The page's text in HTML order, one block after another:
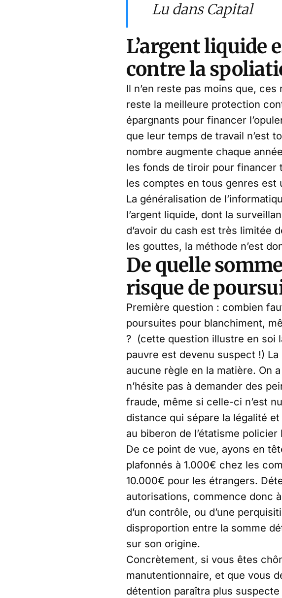
Lu dans Capital
L’argent liquide
contre la
Il n’en reste pas moins que,
reste la meilleure protection
épargnants pour financer
que leur temps de travail n’est
nombre augmente chaque
les fonds de tiroir pour financer
les comptes en tous genres est
La généralisation de
l’argent liquide, dont la
d’avoir du cash est très limitée
les gouttes, la méthode n’est
De quelle
risque de
Première question : combien
poursuites pour blanchiment,
? (cette question illustre en soi
pauvre est devenu suspect !)
aucune règle en la matière. On
n’hésite pas à demander des
fraude, même si celle-ci n’est
distance qui sépare la légalité
au biberon de l’étatisme policier
De ce point de vue, ayons en
plafonnés à 1.000€ chez les
10.000€ pour les étrangers.
autorisations, commence donc
d’un contrôle, ou d’une
disproportion entre la somme
sur son origine.
Concrètement, si vous êtes
manutentionnaire, et que vous
détention paraîtra plus